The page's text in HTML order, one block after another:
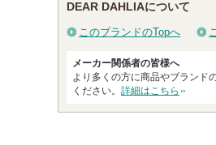
DEAR DAHLIAについて
このブランドのTopへ
メーカー関係者の皆様へ
より多くの方に商品やブランド
ください。 詳細はこちら